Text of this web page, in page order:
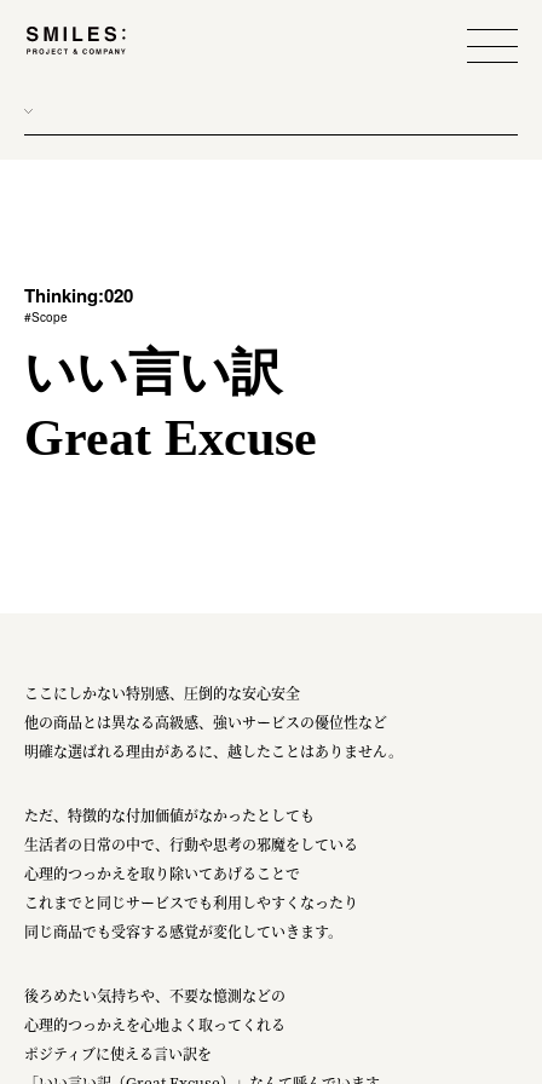
scope
team management
method
Thinking:020
#Scope
いい言い訳
Great Excuse
ここにしかない特別感、圧倒的な安心安全
他の商品とは異なる高級感、強いサービスの優位性など
明確な選ばれる理由があるに、越したことはありません。
ただ、特徴的な付加価値がなかったとしても
生活者の日常の中で、行動や思考の邪魔をしている
心理的つっかえを取り除いてあげることで
これまでと同じサービスでも利用しやすくなったり
同じ商品でも受容する感覚が変化していきます。
後ろめたい気持ちや、不要な憶測などの
心理的つっかえを心地よく取ってくれる
ポジティブに使える言い訳を